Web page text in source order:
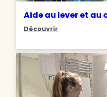
Aide au lever et au
Découvrir